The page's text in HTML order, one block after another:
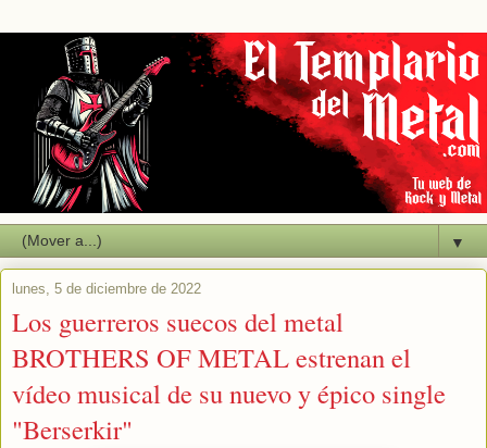
▼
lunes, 5 de diciembre de 2022
Los guerreros suecos del metal
BROTHERS OF METAL estrenan el
vídeo musical de su nuevo y épico single
"Berserkir"